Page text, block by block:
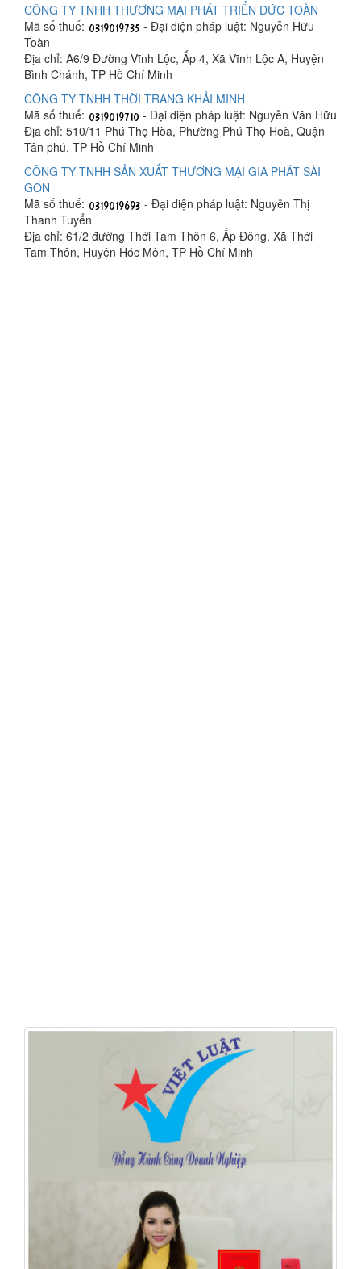
CÔNG TY TNHH THƯƠNG MẠI PHÁT TRIỂN ĐỨC TOÀN
Mã số thuế:
- Đại diện pháp luật: Nguyễn Hữu
Toàn
Địa chỉ: A6/9 Đường Vĩnh Lộc, Ấp 4, Xã Vĩnh Lộc A, Huyện
Bình Chánh, TP Hồ Chí Minh
CÔNG TY TNHH THỜI TRANG KHẢI MINH
Mã số thuế:
- Đại diện pháp luật: Nguyễn Văn Hữu
Địa chỉ: 510/11 Phú Thọ Hòa, Phường Phú Thọ Hoà, Quận
Tân phú, TP Hồ Chí Minh
CÔNG TY TNHH SẢN XUẤT THƯƠNG MẠI GIA PHÁT SÀI
GÒN
Mã số thuế:
- Đại diện pháp luật: Nguyễn Thị
Thanh Tuyển
Địa chỉ: 61/2 đường Thới Tam Thôn 6, Ấp Đông, Xã Thới
Tam Thôn, Huyện Hóc Môn, TP Hồ Chí Minh